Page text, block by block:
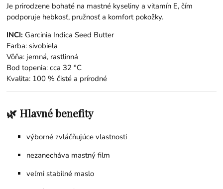
Je prirodzene bohaté na mastné kyseliny a vitamín E, čím
podporuje hebkosť, pružnosť a komfort pokožky.
INCI: Garcinia Indica Seed Butter
Farba: sivobiela
Vôňa: jemná, rastlinná
Bod topenia: cca 32 °C
Kvalita: 100 % čisté a prírodné
🌿 Hlavné benefity
výborné zvláčňujúce vlastnosti
nezanecháva mastný film
veľmi stabilné maslo